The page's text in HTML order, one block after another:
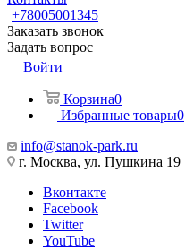
+78005001345
Заказать звонок
Задать вопрос
Войти
Корзина0
Избранные товары0
info@stanok-park.ru
г. Москва, ул. Пушкина 19
Вконтакте
Facebook
Twitter
YouTube